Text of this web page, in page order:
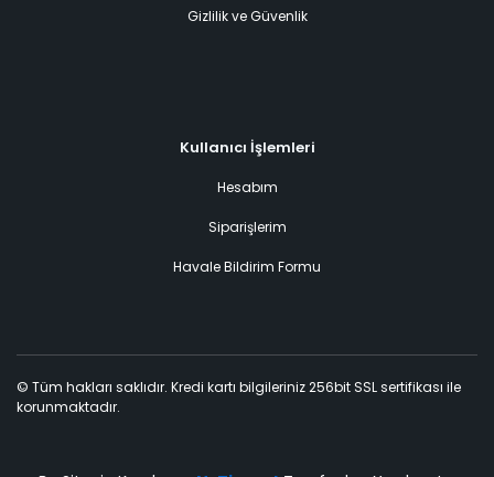
Gizlilik ve Güvenlik
Kullanıcı İşlemleri
Hesabım
Siparişlerim
Havale Bildirim Formu
© Tüm hakları saklıdır. Kredi kartı bilgileriniz 256bit SSL sertifikası ile
korunmaktadır.